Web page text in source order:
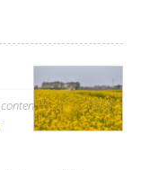
contenuto sponsorizzato